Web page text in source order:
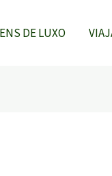
DE LUXO